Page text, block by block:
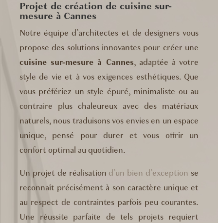
Projet de création de cuisine sur-
mesure à Cannes
Notre équipe d’architectes et de designers vous
propose des solutions innovantes pour créer une
cuisine sur-mesure à Cannes, adaptée à votre
style de vie et à vos exigences esthétiques. Que
vous préfériez un style épuré, minimaliste ou au
contraire plus chaleureux avec des matériaux
naturels, nous traduisons vos envies en un espace
unique, pensé pour durer et vous offrir un
confort optimal au quotidien.
Un projet de réalisation d’un bien d’exception se
reconnaît précisément à son caractère unique et
au respect de contraintes parfois peu courantes.
Une réussite parfaite de tels projets requiert